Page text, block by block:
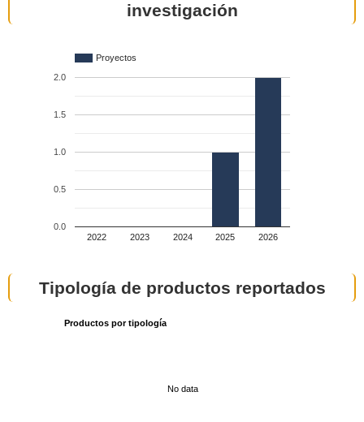
investigación
Proyectos
2022 2023 2024 2025 2026
0.0
0.5
1.0
1.5
2.0
Tipología de productos reportados
Productos por tipología
No data